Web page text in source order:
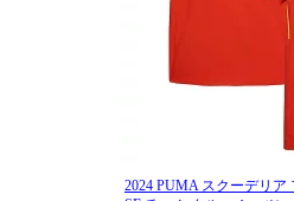
2024 PUMA スクーデリア